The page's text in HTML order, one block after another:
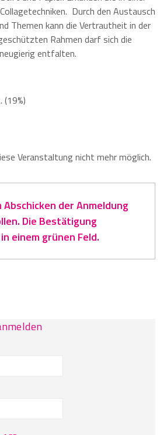
Durch den Austausch
Themen kann die Vertrautheit in der
Rahmen darf sich die
entfalten.
Veranstaltung nicht mehr möglich.
der Anmeldung
Die Bestätigung
einem grünen Feld.